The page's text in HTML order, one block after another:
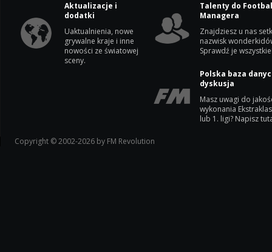
Aktualizacje i
dodatki
Uaktualnienia, nowe
grywalne kraje i inne
nowości ze światowej
sceny.
Talenty do
Managera
Znajdziesz u nas
nazwisk
Sprawdź je
Polska baza
dyskusja
Masz uwagi do
wykonania
lub 1. ligi? Napisz
Copyright © 2002-2026 by FM Revolution